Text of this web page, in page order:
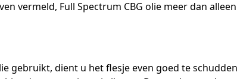
vermeld, Full Spectrum CBG olie meer dan alleen
gebruikt, dient u het flesje even goed te